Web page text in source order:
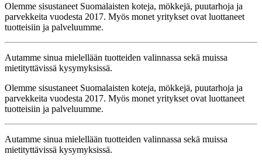
Olemme sisustaneet Suomalaisten koteja, mökkejä, puutarhoja ja
parvekkeita vuodesta 2017. Myös monet yritykset ovat luottaneet
tuotteisiin ja palveluumme.
Autamme sinua mielellään tuotteiden valinnassa sekä muissa
mietityttävissä kysymyksissä.
Olemme sisustaneet Suomalaisten koteja, mökkejä, puutarhoja ja
parvekkeita vuodesta 2017. Myös monet yritykset ovat luottaneet
tuotteisiin ja palveluumme.
Autamme sinua mielellään tuotteiden valinnassa sekä muissa
mietityttävissä kysymyksissä.